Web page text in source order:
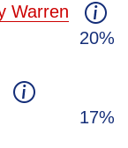
Warren
20%
17%